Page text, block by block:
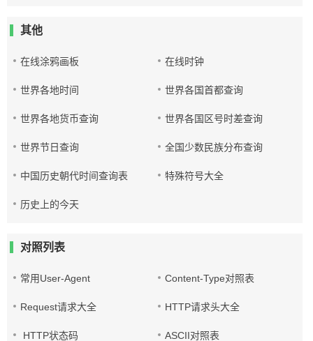
其他
在线涂鸦画板 在线时钟
世界各地时间 世界各国首都查询
世界各地货币查询 世界各国区号时差查询
世界节日查询 全国少数民族分布查询
中国历史朝代时间查询表 特殊符号大全
历史上的今天
对照列表
常用User-Agent Content-Type对照表
Request请求大全 HTTP请求头大全
HTTP状态码 ASCII对照表